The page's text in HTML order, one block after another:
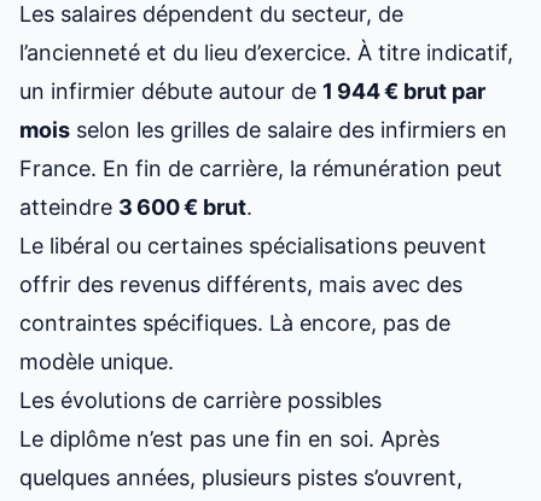
Les salaires dépendent du secteur, de
l’ancienneté et du lieu d’exercice. À titre indicatif,
un infirmier débute autour de 1 944 € brut par
mois selon les grilles de salaire des infirmiers en
France. En fin de carrière, la rémunération peut
atteindre 3 600 € brut.
Le libéral ou certaines spécialisations peuvent
offrir des revenus différents, mais avec des
contraintes spécifiques. Là encore, pas de
modèle unique.
Les évolutions de carrière possibles
Le diplôme n’est pas une fin en soi. Après
quelques années, plusieurs pistes s’ouvrent,